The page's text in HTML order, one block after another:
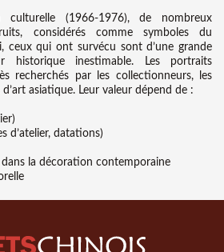
culturelle (1966-1976), de nombreux
considérés comme symboles du
ceux qui ont survécu sont d’une grande
historique inestimable.
Les portraits
recherchés par les collectionneurs, les
asiatique. Leur valeur dépend de :
d’atelier, datations)
dans la décoration contemporaine